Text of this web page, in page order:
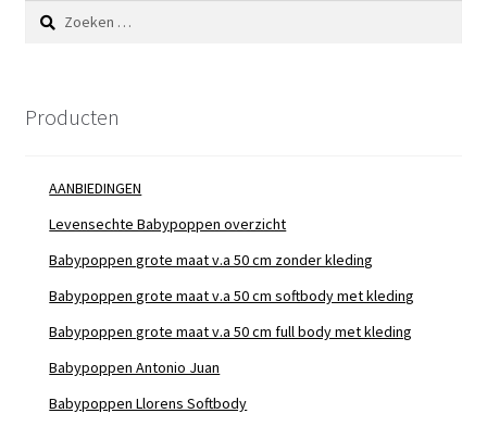
Zoeken
naar:
Producten
AANBIEDINGEN
Levensechte Babypoppen overzicht
Babypoppen grote maat v.a 50 cm zonder kleding
Babypoppen grote maat v.a 50 cm softbody met kleding
Babypoppen grote maat v.a 50 cm full body met kleding
Babypoppen Antonio Juan
Babypoppen Llorens Softbody